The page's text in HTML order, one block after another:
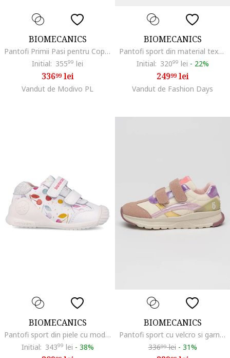
BIOMECANICS
Pantofi Primii Pasi pentru Copii fetite
Initial: 35599 lei
33699lei
Vandut de Modivo PL
BIOMECANICS
Pantofi sport din material textil cu garnituri de piele, Alb/Argintiu
Initial: 32099 lei - 22%
24999lei
Vandut de Fashion Days
BIOMECANICS
Pantofi sport din piele cu model si inchidere velcro, Rosu/Galben sofran/Alb murdar
Initial: 34399 lei - 38%
BIOMECANICS
Pantofi sport cu velcro si garnituri sintetice, Multicolor
33699lei - 31%